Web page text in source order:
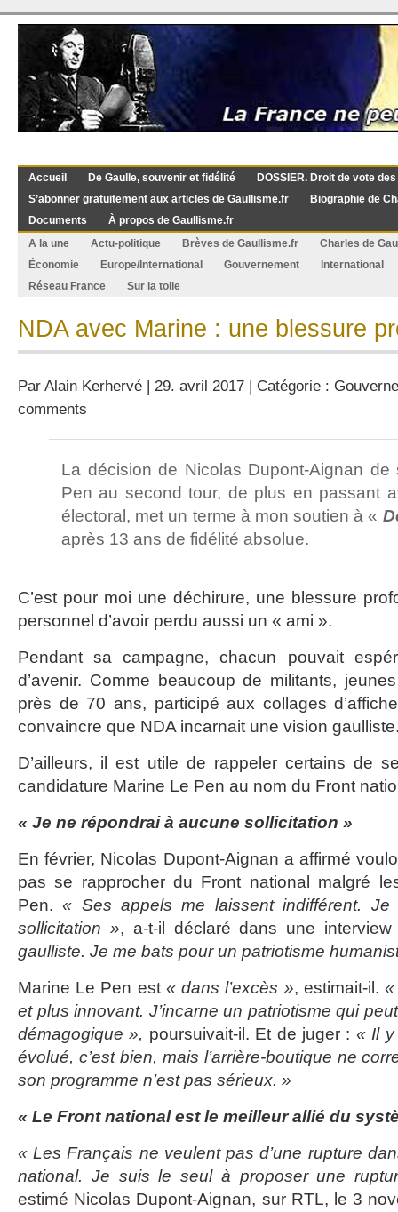
Accueil De Gaulle, souvenir et fidélité
DOSSIER. Droit de vote
S’abonner gratuitement aux articles de Gaullisme.fr
Biographie de
Documents
À propos de Gaullisme.fr
A la une
Actu-politique Brèves de Gaullisme.fr
Charles de
Économie
Europe/International Gouvernement
International
Réseau France
Sur la toile
NDA avec Marine : une blessure
Par Alain Kerhervé | 29. avril 2017 | Catégorie :
comments
La décision de Nicolas Dupont-Aignan de
Pen au second tour, de plus en passant
électoral, met un terme à mon soutien à «
après 13 ans de fidélité absolue.
C’est pour moi une déchirure, une blessure
personnel d’avoir perdu aussi un « ami ».
Pendant sa campagne, chacun pouvait
d’avenir. Comme beaucoup de militants,
près de 70 ans, participé aux collages
convaincre que NDA incarnait une vision
D’ailleurs, il est utile de rappeler certains de
candidature Marine Le Pen au nom du Front
« Je ne répondrai à aucune sollicitation »
En février, Nicolas Dupont-Aignan a affirmé
pas se rapprocher du Front national malgré
Pen.« Ses appels me laissent indifférent.
sollicitation », a-t-il déclaré dans une
gaulliste. Je me bats pour un patriotisme
Marine Le Pen est « dans l’excès », estimait-il. «
et plus innovant. J’incarne un patriotisme qui
démagogique », poursuivait-il. Et de juger : « Il y
évolué, c’est bien, mais l’arrière-boutique ne
son programme n’est pas sérieux. »
« Le Front national est le meilleur allié du
« Les Français ne veulent pas d’une rupture
national. Je suis le seul à proposer une
estimé Nicolas Dupont-Aignan, sur RTL, le 3